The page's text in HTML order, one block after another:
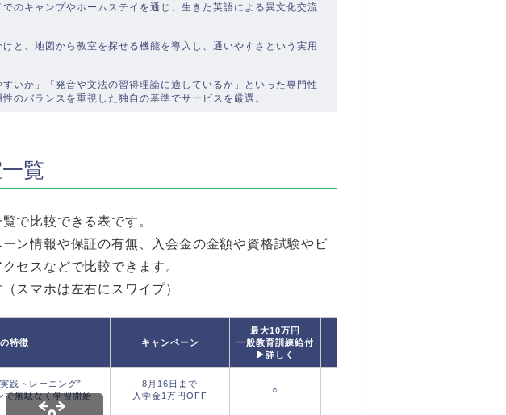
のキャンプやホームステイを通じ、生きた英語による異文化交流
と、地図から教室を探せる機能を導入し、通いやすさという実用
いか」「発音や文法の習得理論に適しているか」といった専門性
のバランスを重視した独自の基準でサービスを厳選。
覧
で比較できる表です。
ン情報や保証の有無、入会金の金額や資格試験やビ
セスなどで比較できます。
スマホは左右にスワイプ）
特徴 キャンペーン
最大10万円
一般教育訓練給付
▶詳しく
践トレーニング”
で無駄なく学習開始
8月16日まで
入学金1万円OFF
○